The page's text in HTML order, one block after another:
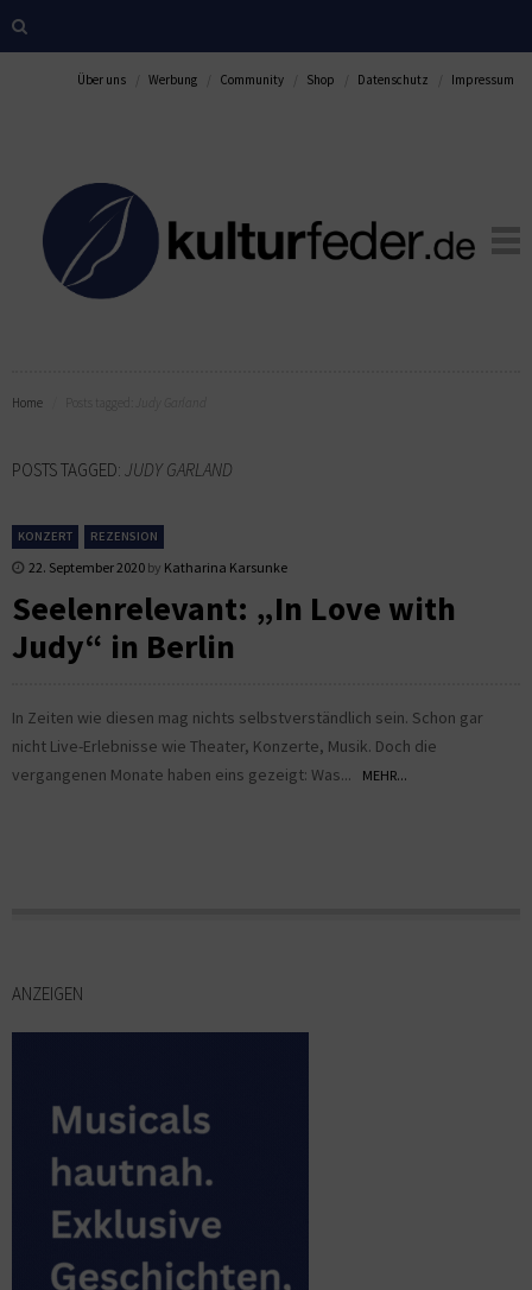
Über uns Werbung Community Shop Datenschutz Impressum
Home
POSTS TAGGED: JUDY GARLAND
KONZERT REZENSION
22. September 2020 by Katharina Karsunke
Seelenrelevant: „In Love with
Judy“ in Berlin
In Zeiten wie diesen mag nichts selbstverständlich sein. Schon gar
nicht Live-Erlebnisse wie Theater, Konzerte, Musik. Doch die
vergangenen Monate haben eins gezeigt: Was...
MEHR...
ANZEIGEN